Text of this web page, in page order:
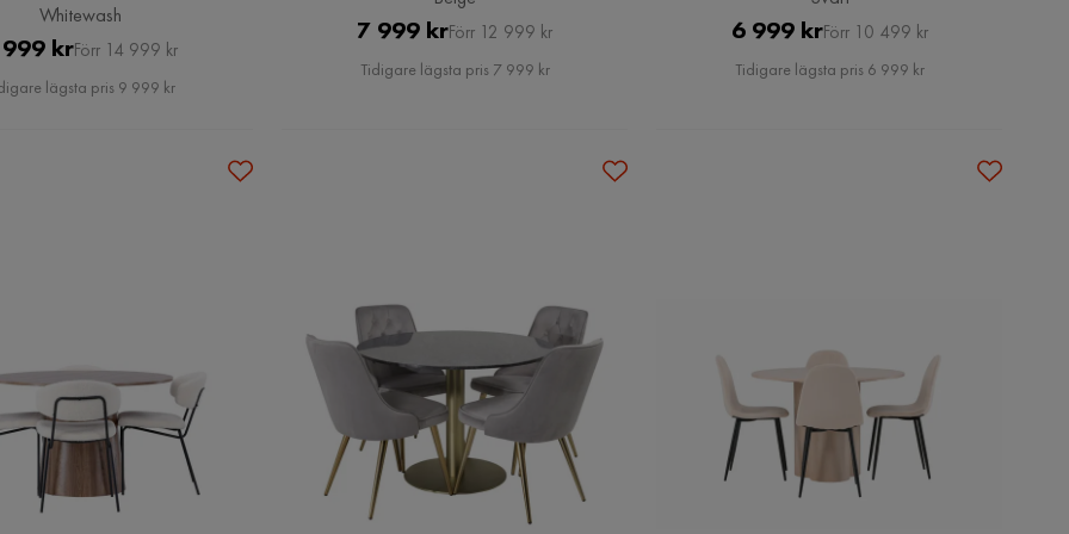
Whitewash
Pris
krOriginal
Pris
Förr 14 999 kr
lägsta pris 9 999 kr
Pris
7 999 krOriginal
Pris
Förr 12 999 kr
Tidigare lägsta pris 7 999 kr
Pris
6 999 krOriginal
Pris
Förr 10 499 kr
Tidigare lägsta pris 6 999 kr